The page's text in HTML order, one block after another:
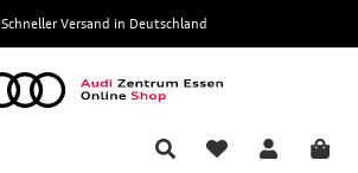
Schneller Versand in Deutschland